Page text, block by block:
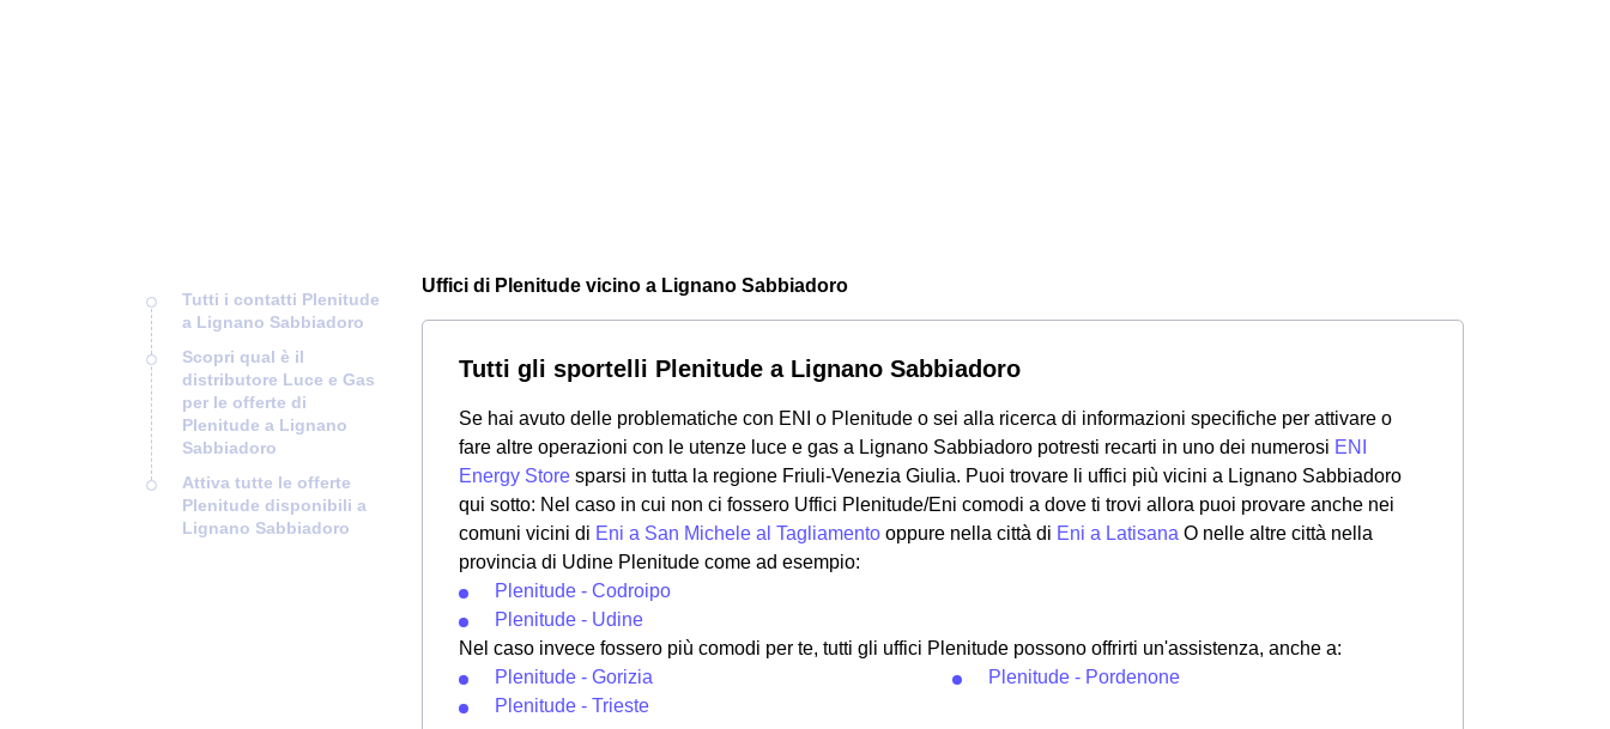
Tutti i contatti Plenitude
a Lignano Sabbiadoro
Scopri qual è il
distributore Luce e Gas
per le offerte di
Plenitude a Lignano
Sabbiadoro
Attiva tutte le offerte
Plenitude disponibili a
Lignano Sabbiadoro
Uffici di Plenitude vicino a Lignano Sabbiadoro
Tutti gli sportelli Plenitude a Lignano Sabbiadoro
Se hai avuto delle problematiche con ENI o Plenitude o sei alla ricerca di informazioni specifiche per attivare o
fare altre operazioni con le utenze luce e gas a Lignano Sabbiadoro potresti recarti in uno dei numerosi ENI
Energy Store sparsi in tutta la regione Friuli-Venezia Giulia. Puoi trovare li uffici più vicini a Lignano Sabbiadoro
qui sotto: Nel caso in cui non ci fossero Uffici Plenitude/Eni comodi a dove ti trovi allora puoi provare anche nei
comuni vicini di Eni a San Michele al Tagliamento oppure nella città di Eni a Latisana O nelle altre città nella
provincia di Udine Plenitude come ad esempio:
Plenitude - Codroipo
Plenitude - Udine
Nel caso invece fossero più comodi per te, tutti gli uffici Plenitude possono offrirti un'assistenza, anche a:
Plenitude - Gorizia
Plenitude - Trieste
Plenitude - Pordenone